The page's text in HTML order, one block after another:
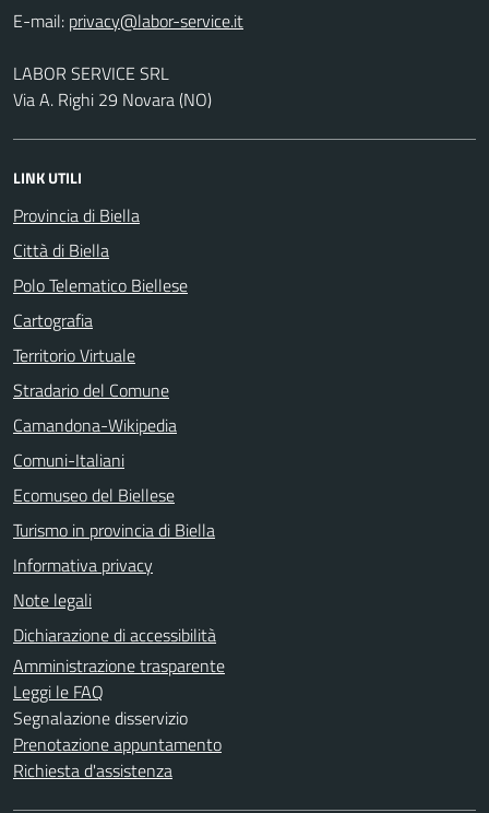
E-mail:
LABOR SERVICE SRL
Via A. Righi 29 Novara (NO)
LINK UTILI
Provincia di Biella
Città di Biella
Polo Telematico Biellese
Cartografia
Territorio Virtuale
Stradario del Comune
Camandona-Wikipedia
Comuni-Italiani
Ecomuseo del Biellese
Turismo in provincia di Biella
Informativa privacy
Note legali
Dichiarazione di accessibilità
Amministrazione trasparente
Leggi le FAQ
Segnalazione disservizio
Prenotazione appuntamento
Richiesta d'assistenza